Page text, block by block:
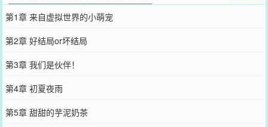
第1章 来自虚拟世界的小萌宠
第2章 好结局or坏结局
第3章 我们是伙伴！
第4章 初夏夜雨
第5章 甜甜的芋泥奶茶